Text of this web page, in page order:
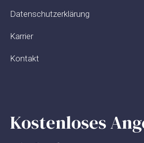
Datenschutzerklärung
Karrier
Kontakt
Kostenloses